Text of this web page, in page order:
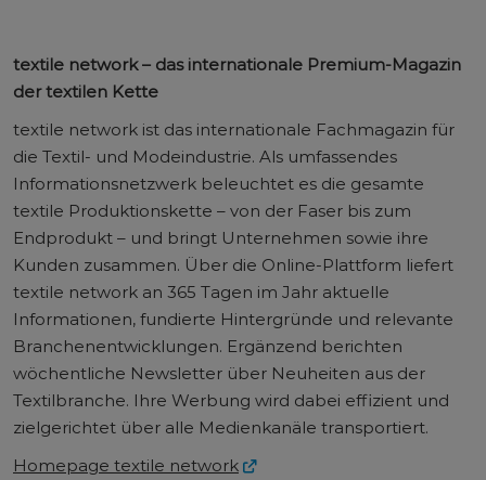
textile network – das internationale Premium-Magazin
der textilen Kette
textile network ist das internationale Fachmagazin für
die Textil- und Modeindustrie. Als umfassendes
Informationsnetzwerk beleuchtet es die gesamte
textile Produktionskette – von der Faser bis zum
Endprodukt – und bringt Unternehmen sowie ihre
Kunden zusammen. Über die Online-Plattform liefert
textile network an 365 Tagen im Jahr aktuelle
Informationen, fundierte Hintergründe und relevante
Branchenentwicklungen. Ergänzend berichten
wöchentliche Newsletter über Neuheiten aus der
Textilbranche. Ihre Werbung wird dabei effizient und
zielgerichtet über alle Medienkanäle transportiert.
Homepage textile network